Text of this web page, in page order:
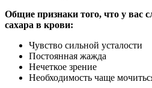
Общие признаки того, что у вас
сахара в крови:
Чувство сильной усталости
Постоянная жажда
Нечеткое зрение
Необходимость чаще